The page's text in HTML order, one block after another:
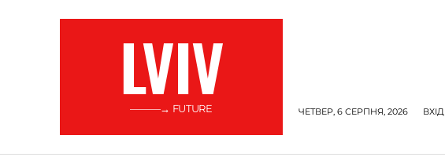
LVIV
———→ FUTURE ЧЕТВЕР, 6 СЕРПНЯ, 2026 ВХІД